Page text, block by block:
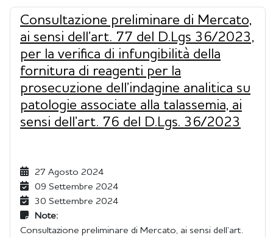
Consultazione preliminare di Mercato,
ai sensi dell’art. 77 del D.Lgs 36/2023,
per la verifica di infungibilità della
fornitura di reagenti per la
prosecuzione dell’indagine analitica su
patologie associate alla talassemia, ai
sensi dell’art. 76 del D.Lgs. 36/2023
27 Agosto 2024
09 Settembre 2024
30 Settembre 2024
Note:
Consultazione preliminare di Mercato, ai sensi dell’art.